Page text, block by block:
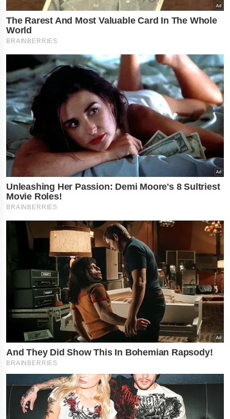
×
નોકરી-ધંધામાં પ્રગતિ... આ
રાશિના લોકોને ફળશે આજનો
દિવસ , જાણો તમારું રાશિફળ?